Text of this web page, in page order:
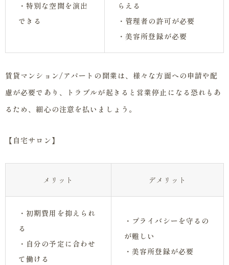
・特別な空間を演出
できる
らえる
・管理者の許可が必要
・美容所登録が必要
賃貸マンション/アパートの開業は、様々な方面への申請や配
慮が必要であり、トラブルが起きると営業停止になる恐れもあ
るため、細心の注意を払いましょう。
【自宅サロン】
メリット デメリット
・初期費用を抑えられ
る
・自分の予定に合わせ
て働ける
・プライバシーを守るの
が難しい
・美容所登録が必要